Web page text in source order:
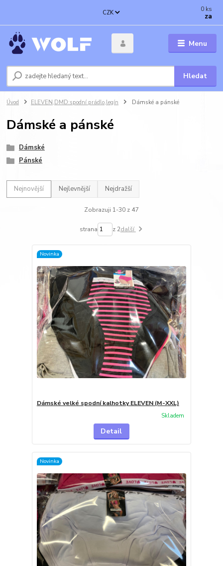
Menu
CZK
Hledat
0 ks
za
Úvod ELEVEN,DMD:spodní prádlo,legín Dámské a pánské
Dámské a pánské
Dámské
Pánské
Nejnovější Nejlevnější Nejdražší
Zobrazuji 1-30 z 47
strana z 2další
Novinka
Dámské velké spodní kalhotky ELEVEN (M-XXL)
Skladem
Detail
Novinka